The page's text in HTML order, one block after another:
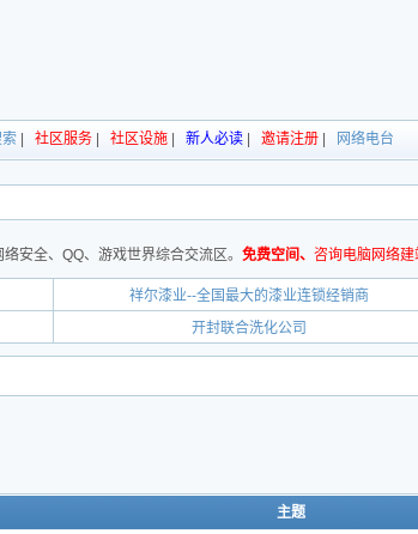
社区服务 社区设施 新人必读 邀请注册 网络电台
安全、QQ、游戏世界综合交流区。免费空间、咨询电脑网络
祥尔漆业--全国最大的漆业连锁经销商
开封联合洗化公司
主题